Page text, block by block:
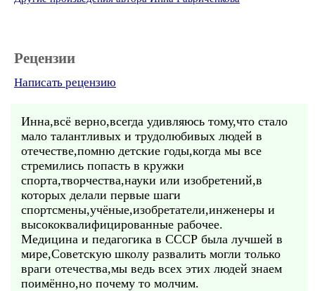
Рецензии
Написать рецензию
Инна,всё верно,всегда удивляюсь тому,что стало
мало талантливых и трудолюбивых людей в
отечестве,помню детские годы,когда мы все
стремились попасть в кружки
спорта,творчества,науки или изобретений,в
которых делали первые шаги
спортсмены,учёные,изобретатели,инженеры и
высококвалифицированные рабочее.
Медицина и педагогика в СССР была лучшей в
мире,Советскую школу развалить могли только
враги отечества,мы ведь всех этих людей знаем
поимённо,но почему то молчим.